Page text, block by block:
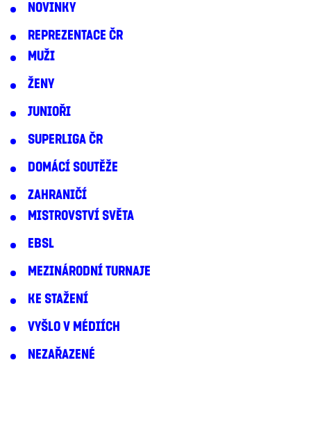
NOVINKY
REPREZENTACE ČR
MUŽI
ŽENY
JUNIOŘI
SUPERLIGA ČR
DOMÁCÍ SOUTĚŽE
ZAHRANIČÍ
MISTROVSTVÍ SVĚTA
EBSL
MEZINÁRODNÍ TURNAJE
KE STAŽENÍ
VYŠLO V MÉDIÍCH
NEZAŘAZENÉ